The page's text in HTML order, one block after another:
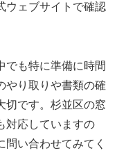
ウェブサイトで確認
でも特に準備に時間
やり取りや書類の確
切です。杉並区の窓
対応していますの
い合わせてみてく